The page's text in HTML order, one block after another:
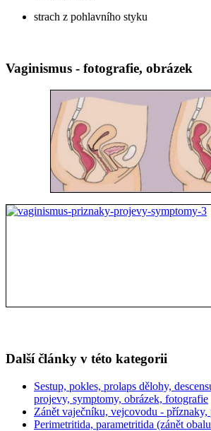
strach z pohlavního styku
Vaginismus - fotografie, obrázek
Další články v této kategorii
Sestup, pokles, prolaps dělohy,
projevy, symptomy, obrázek, fotografie
Zánět vaječníku, vejcovodu -
Perimetritida, parametritida (zánět